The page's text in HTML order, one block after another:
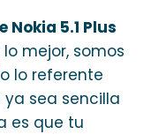
Nokia 5.1 Plus
mejor, somos
lo referente
sea sencilla
es que tu